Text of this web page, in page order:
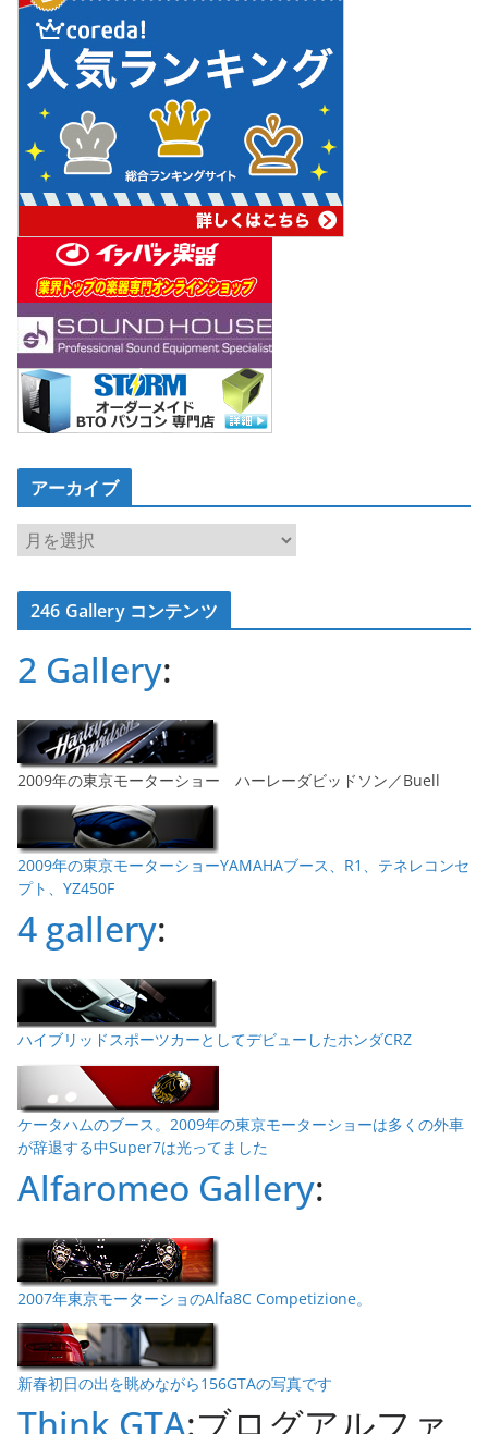
アーカイブ
ア
ー
カ
イ246 Gallery コンテンツ
2 Gallery:
2009年の東京モーターショー ハーレーダビッドソン／Buell
2009年の東京モーターショーYAMAHAブース、R1、テネレコンセ
プト、YZ450F
4 gallery:
ハイブリッドスポーツカーとしてデビューしたホンダCRZ
ケータハムのブース。2009年の東京モーターショーは多くの外車
が辞退する中Super7は光ってました
Alfaromeo Gallery:
2007年東京モーターショのAlfa8C Competizione。
新春初日の出を眺めながら156GTAの写真です
Think GTA:ブログアルファ